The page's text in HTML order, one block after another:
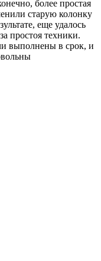
более простая
старую колонку
еще удалось
простоя техники.
выполнены в срок, и